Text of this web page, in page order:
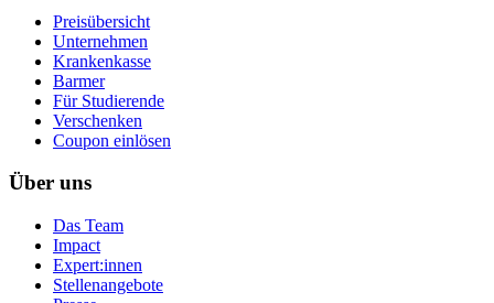
Preisübersicht
Unternehmen
Krankenkasse
Barmer
Für Studierende
Ver­schen­ken
Coupon einlösen
Über uns
Das Team
Impact
Expert:innen
Stellenangebote